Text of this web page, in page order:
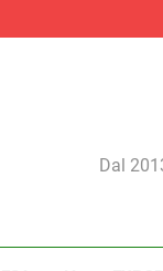
Il
Dal